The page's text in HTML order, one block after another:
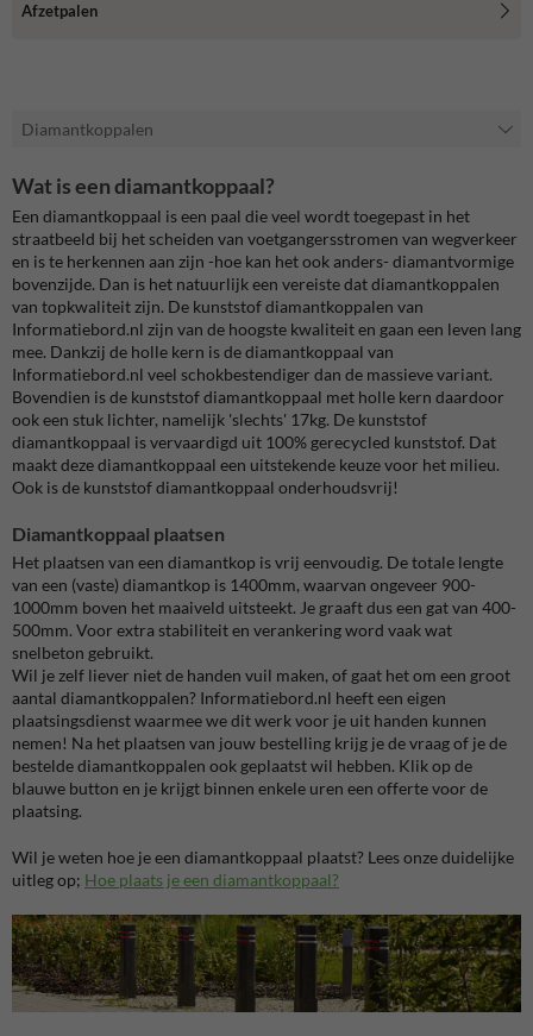
Afzetpalen
Diamantkoppalen
Wat is een diamantkoppaal?
Een diamantkoppaal is een paal die veel wordt toegepast in het
straatbeeld bij het scheiden van voetgangersstromen van wegverkeer
en is te herkennen aan zijn -hoe kan het ook anders- diamantvormige
bovenzijde. Dan is het natuurlijk een vereiste dat diamantkoppalen
van topkwaliteit zijn. De kunststof diamantkoppalen van
Informatiebord.nl zijn van de hoogste kwaliteit en gaan een leven lang
mee. Dankzij de holle kern is de diamantkoppaal van
Informatiebord.nl veel schokbestendiger dan de massieve variant.
Bovendien is de kunststof diamantkoppaal met holle kern daardoor
ook een stuk lichter, namelijk 'slechts' 17kg. De kunststof
diamantkoppaal is vervaardigd uit 100% gerecycled kunststof. Dat
maakt deze diamantkoppaal een uitstekende keuze voor het milieu.
Ook is de kunststof diamantkoppaal onderhoudsvrij!
Diamantkoppaal plaatsen
Het plaatsen van een diamantkop is vrij eenvoudig. De totale lengte
van een (vaste) diamantkop is 1400mm, waarvan ongeveer 900-
1000mm boven het maaiveld uitsteekt. Je graaft dus een gat van 400-
500mm. Voor extra stabiliteit en verankering word vaak wat
snelbeton gebruikt.
Wil je zelf liever niet de handen vuil maken, of gaat het om een groot
aantal diamantkoppalen? Informatiebord.nl heeft een eigen
plaatsingsdienst waarmee we dit werk voor je uit handen kunnen
nemen! Na het plaatsen van jouw bestelling krijg je de vraag of je de
bestelde diamantkoppalen ook geplaatst wil hebben. Klik op de
blauwe button en je krijgt binnen enkele uren een offerte voor de
plaatsing.
Wil je weten hoe je een diamantkoppaal plaatst? Lees onze duidelijke
uitleg op; Hoe plaats je een diamantkoppaal?